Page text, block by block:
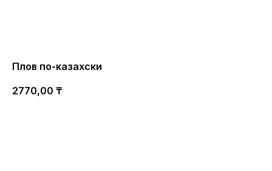
Плов по-казахски
2770,00 ₸